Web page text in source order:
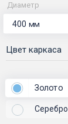
Диаметр
400 мм
Цвет каркаса
Золото
Серебро